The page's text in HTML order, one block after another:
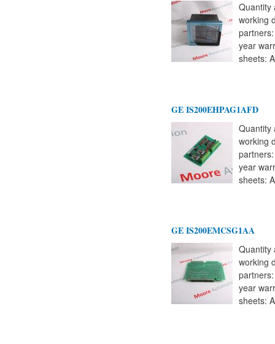
Quantity
working
year
sheets:
GE IS200EHPAG1AFD
Quantity
working
year
sheets:
GE IS200EMCSG1AA
Quantity
working
year
sheets: